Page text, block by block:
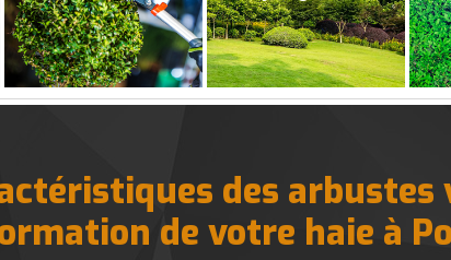
des
de votre haie à